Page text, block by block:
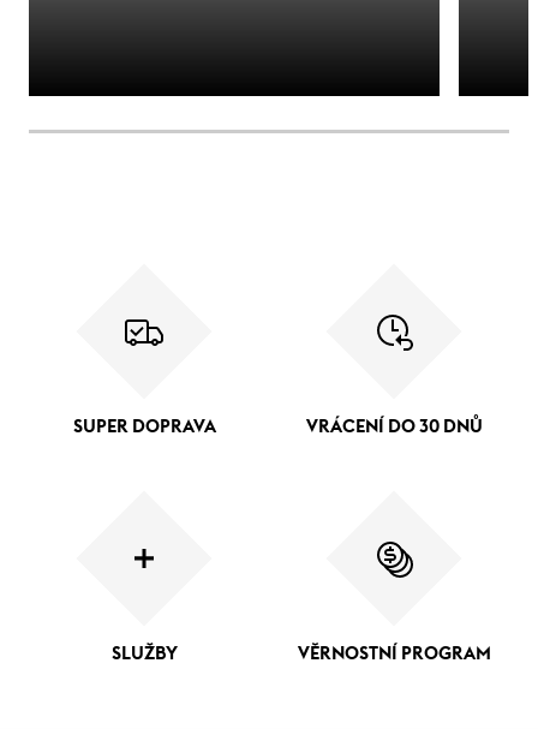
SUPER DOPRAVA VRÁCENÍ DO 30 DNŮ
SLUŽBY VĚRNOSTNÍ PROGRAM